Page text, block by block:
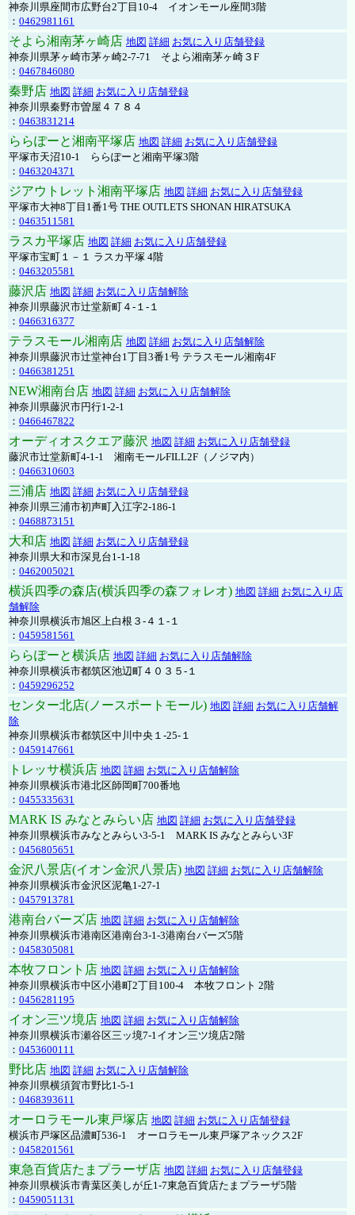
神奈川県座間市広野台2丁目10-4 イオンモール座間3階
： 0462981161
そよら湘南茅ヶ崎店 地図 詳細 お気に入り店舗登録
神奈川県茅ヶ崎市茅ヶ崎2‐7‐71 そよら湘南茅ヶ崎３F
： 0467846080
秦野店 地図 詳細 お気に入り店舗登録
神奈川県秦野市曽屋４７８４
： 0463831214
ららぽーと湘南平塚店 地図 詳細 お気に入り店舗登録
平塚市天沼10-1 ららぽーと湘南平塚3階
： 0463204371
ジアウトレット湘南平塚店 地図 詳細 お気に入り店舗登録
平塚市大神8丁目1番1号 THE OUTLETS SHONAN HIRATSUKA
： 0463511581
ラスカ平塚店 地図 詳細 お気に入り店舗登録
平塚市宝町１－１ ラスカ平塚 4階
： 0463205581
藤沢店 地図 詳細 お気に入り店舗解除
神奈川県藤沢市辻堂新町４-１-１
： 0466316377
テラスモール湘南店 地図 詳細 お気に入り店舗解除
神奈川県藤沢市辻堂神台1丁目3番1号 テラスモール湘南4F
： 0466381251
NEW湘南台店 地図 詳細 お気に入り店舗解除
神奈川県藤沢市円行1-2-1
： 0466467822
オーディオスクエア藤沢 地図 詳細 お気に入り店舗登録
藤沢市辻堂新町4-1-1 湘南モールFILL2F（ノジマ内）
： 0466310603
三浦店 地図 詳細 お気に入り店舗登録
神奈川県三浦市初声町入江字2-186-1
： 0468873151
大和店 地図 詳細 お気に入り店舗登録
神奈川県大和市深見台1-1-18
： 0462005021
横浜四季の森店(横浜四季の森フォレオ) 地図 詳細 お気に入り店
舗解除
神奈川県横浜市旭区上白根３-４１-１
： 0459581561
ららぽーと横浜店 地図 詳細 お気に入り店舗解除
神奈川県横浜市都筑区池辺町４０３５-１
： 0459296252
センター北店(ノースポートモール) 地図 詳細 お気に入り店舗解
除
神奈川県横浜市都筑区中川中央１-25-１
： 0459147661
トレッサ横浜店 地図 詳細 お気に入り店舗解除
神奈川県横浜市港北区師岡町700番地
： 0455335631
MARK IS みなとみらい店 地図 詳細 お気に入り店舗登録
神奈川県横浜市みなとみらい3-5-1 MARK IS みなとみらい3F
： 0456805651
金沢八景店(イオン金沢八景店) 地図 詳細 お気に入り店舗解除
神奈川県横浜市金沢区泥亀1-27-1
： 0457913781
港南台バーズ店 地図 詳細 お気に入り店舗解除
神奈川県横浜市港南区港南台3-1-3港南台バーズ5階
： 0458305081
本牧フロント店 地図 詳細 お気に入り店舗解除
神奈川県横浜市中区小港町2丁目100-4 本牧フロント 2階
： 0456281195
イオン三ツ境店 地図 詳細 お気に入り店舗解除
神奈川県横浜市瀬谷区三ッ境7-1イオン三ツ境店2階
： 0453600111
野比店 地図 詳細 お気に入り店舗解除
神奈川県横須賀市野比1-5-1
： 0468393611
オーロラモール東戸塚店 地図 詳細 お気に入り店舗登録
横浜市戸塚区品濃町536-1 オーロラモール東戸塚アネックス2F
： 0458201561
東急百貨店たまプラーザ店 地図 詳細 お気に入り店舗登録
神奈川県横浜市青葉区美しが丘1-7東急百貨店たまプラーザ5階
： 0459051131